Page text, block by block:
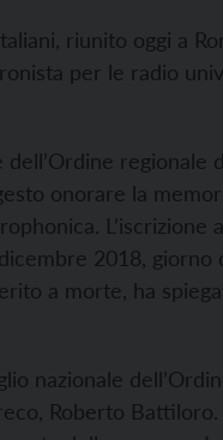
riunito oggi a
per le radio
regionale
onorare la
L’iscrizione
2018,
a morte, ha
nazionale
Roberto Battiloro.